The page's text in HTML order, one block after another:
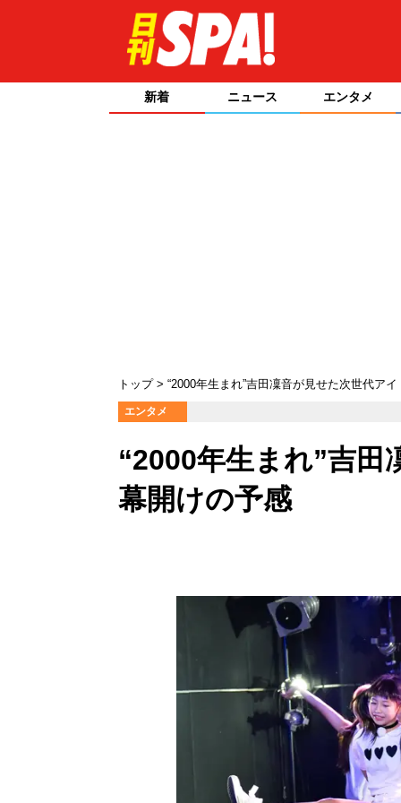
新着 ニュース エンタメ
トップ “2000年生まれ”吉田凜音が見せた次世代ア
エンタメ
“2000年生まれ”吉
幕開けの予感